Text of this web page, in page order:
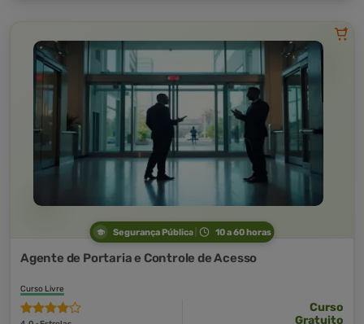
Segurança Pública 10 a 60 horas
Agente de Portaria e Controle de Acesso
Curso Livre
Curso
Gratuito